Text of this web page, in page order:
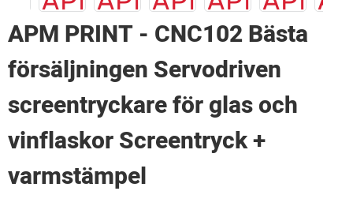
APM PRINT - CNC102 Bästa
försäljningen Servodriven
screentryckare för glas och
vinflaskor Screentryck +
varmstämpel